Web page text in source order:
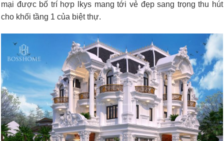
mại được bố trí hợp lkys mang tới vẻ đẹp sang trọng thu hút
cho khối tầng 1 của biệt thự.